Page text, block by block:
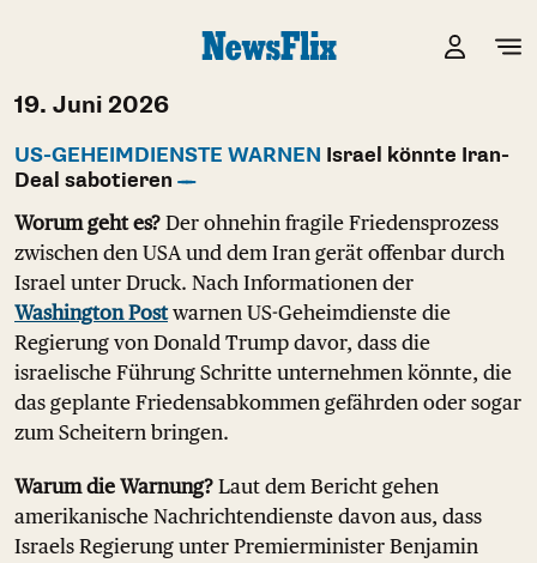
19. Juni 2026
US-GEHEIMDIENSTE WARNEN Israel könnte Iran-
Deal sabotieren
Worum geht es? Der ohnehin fragile Friedensprozess
zwischen den USA und dem Iran gerät offenbar durch
Israel unter Druck. Nach Informationen der
Washington Postwarnen US-Geheimdienste die
Regierung von Donald Trump davor, dass die
israelische Führung Schritte unternehmen könnte, die
das geplante Friedensabkommen gefährden oder sogar
zum Scheitern bringen.
Warum die Warnung? Laut dem Bericht gehen
amerikanische Nachrichtendienste davon aus, dass
Israels Regierung unter Premierminister Benjamin